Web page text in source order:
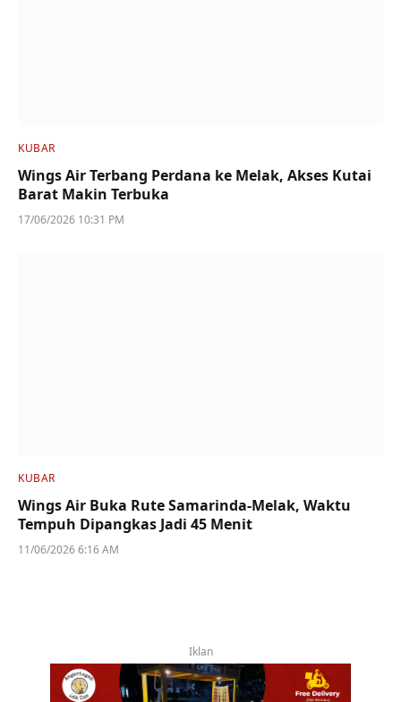
KUBAR
Wings Air Terbang Perdana ke Melak, Akses Kutai
Barat Makin Terbuka
17/06/2026 10:31 PM
KUBAR
Wings Air Buka Rute Samarinda-Melak, Waktu
Tempuh Dipangkas Jadi 45 Menit
11/06/2026 6:16 AM
Iklan